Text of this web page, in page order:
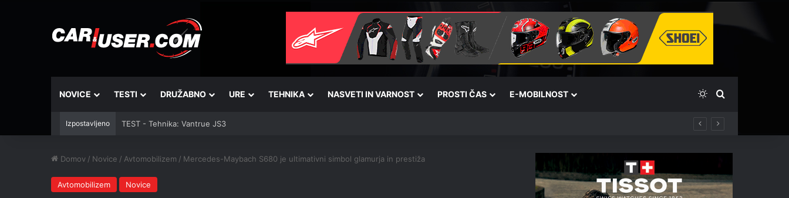
NOVICE TESTI DRUŽABNO URE TEHNIKA NASVETI IN VARNOST PROSTI ČAS E-MOBILNOST Switch skin
Išči
Izpostavljeno TEST - Tehnika: Vantrue JS3
Domov / Novice / Avtomobilizem / Mercedes-Maybach S680 je ultimativni simbol glamurja in prestiža
Avtomobilizem Novice